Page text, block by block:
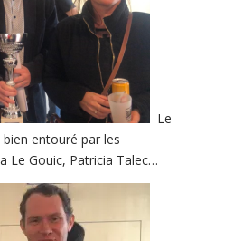
Le
entouré par les
Le Gouic, Patricia Talec…